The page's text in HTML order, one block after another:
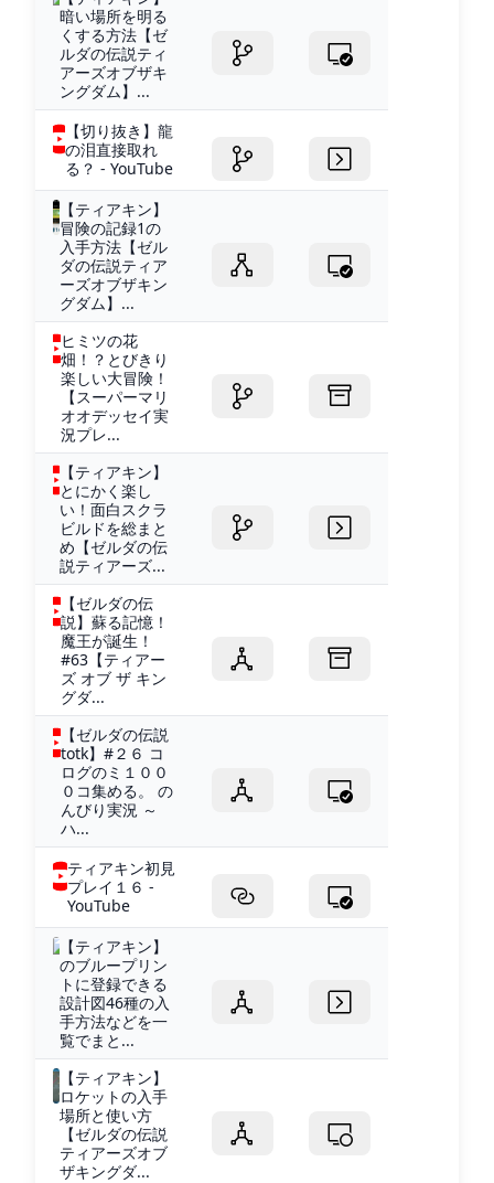
暗い場所を明る
くする方法【ゼ
ルダの伝説ティ
アーズオブザキ
ングダム】...
【切り抜き】龍
の泪直接取れ
る？ - YouTube
【ティアキン】
冒険の記録1の
入手方法【ゼル
ダの伝説ティア
ーズオブザキン
グダム】...
ヒミツの花
畑！？とびきり
楽しい大冒険！
【スーパーマリ
オオデッセイ実
況プレ...
【ティアキン】
とにかく楽し
い！面白スクラ
ビルドを総まと
め【ゼルダの伝
説ティアーズ...
【ゼルダの伝
説】蘇る記憶！
魔王が誕生！
#63【ティアー
ズ オブ ザ キン
グダ...
【ゼルダの伝説
totk】#２６ コ
ログのミ１００
０コ集める。 の
んびり実況 ～
ハ...
ティアキン初見
プレイ１６ -
YouTube
【ティアキン】
のブループリン
トに登録できる
設計図46種の入
手方法などを一
覧でまと...
【ティアキン】
ロケットの入手
場所と使い方
【ゼルダの伝説
ティアーズオブ
ザキングダ...